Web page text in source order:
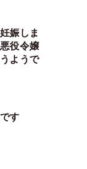
娠しま
役令嬢
ようで
す